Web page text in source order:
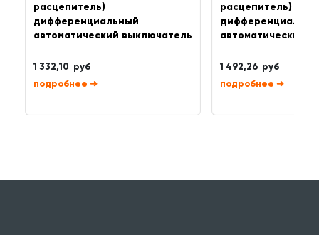
расцепитель)
дифференциальный
автоматический выключатель
1 332,10 руб
➜
расцепитель)
автоматический
1 492,26 руб
➜